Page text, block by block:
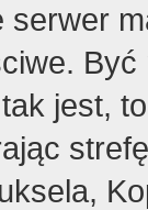
jest,